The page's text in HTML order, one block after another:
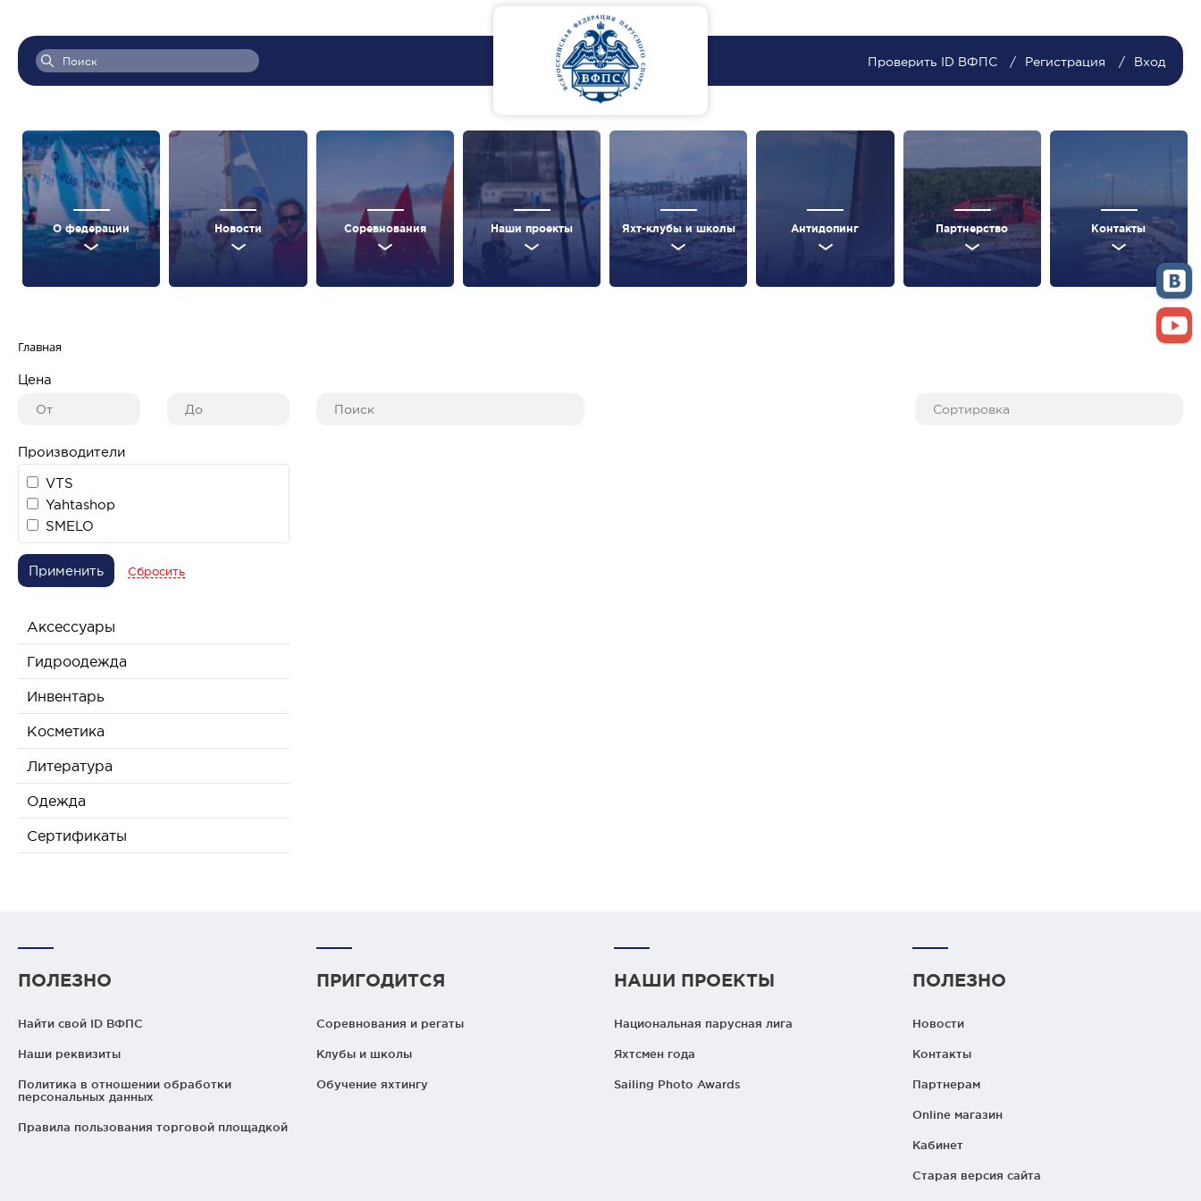
Проверить ID ВФПС Регистрация Вход
О федерации Новости Соревнования Наши проекты Яхт-клубы и школы Антидопинг Партнерство Контакты
Главная
Цена
Производители
VTS
Yahtashop
SMELO
Применить Сбросить
Аксессуары
Гидроодежда
Инвентарь
Косметика
Литература
Одежда
Сертификаты
ПОЛЕЗНО
Найти свой ID ВФПС
Наши реквизиты
Политика в отношении обработки
персональных данных
Правила пользования торговой площадкой
ПРИГОДИТСЯ
Соревнования и регаты
Клубы и школы
Обучение яхтингу
НАШИ ПРОЕКТЫ
Национальная парусная лига
Яхтсмен года
Sailing Photo Awards
ПОЛЕЗНО
Новости
Контакты
Партнерам
Online магазин
Кабинет
Старая версия сайта